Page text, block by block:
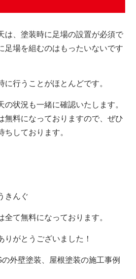
は、塗装時に足場の設置が必須で
足場を組むのはもったいないです
に行うことがほとんどです。
の状況も一緒に確認いたします。
無料になっておりますので、ぜひ
ちしております。
きんぐ
全て無料になっております。
りがとうございました！
外壁塗装、屋根塗装の施工事例